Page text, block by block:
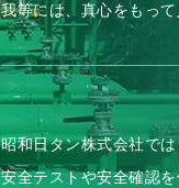
我等には、真心をもっ
昭和日タン株式会社で
安全テストや安全確認を